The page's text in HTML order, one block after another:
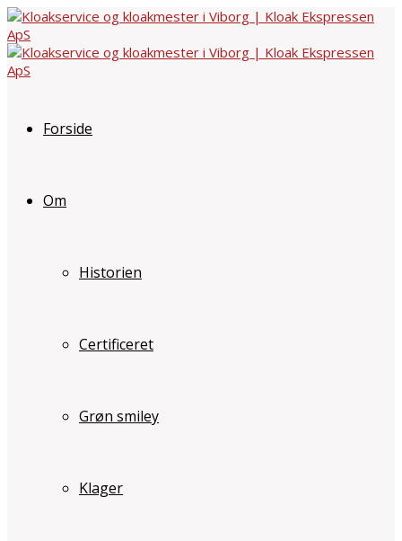
Forside
Om
Historien
Certificeret
Grøn smiley
Klager